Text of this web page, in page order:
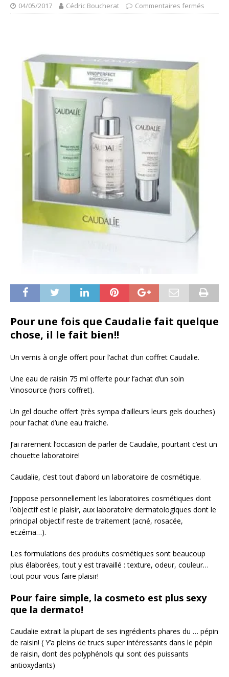
04/05/2017 Cédric Boucherat Commentaires fermés
Pour une fois que Caudalie fait quelque
chose, il le fait bien!!
Un vernis à ongle offert pour l’achat d’un coffret Caudalie.
Une eau de raisin 75 ml offerte pour l’achat d’un soin
Vinosource (hors coffret).
Un gel douche offert (très sympa d’ailleurs leurs gels douches)
pour l’achat d’une eau fraiche.
J’ai rarement l’occasion de parler de Caudalie, pourtant c’est un
chouette laboratoire!
Caudalie, c’est tout d’abord un laboratoire de cosmétique.
J’oppose personnellement les laboratoires cosmétiques dont
l’objectif est le plaisir, aux laboratoire dermatologiques dont le
principal objectif reste de traitement (acné, rosacée,
eczéma…).
Les formulations des produits cosmétiques sont beaucoup
plus élaborées, tout y est travaillé : texture, odeur, couleur…
tout pour vous faire plaisir!
Pour faire simple, la cosmeto est plus sexy
que la dermato!
Caudalie extrait la plupart de ses ingrédients phares du … pépin
de raisin! ( Y’a pleins de trucs super intéressants dans le pépin
de raisin, dont des polyphénols qui sont des puissants
antioxydants)